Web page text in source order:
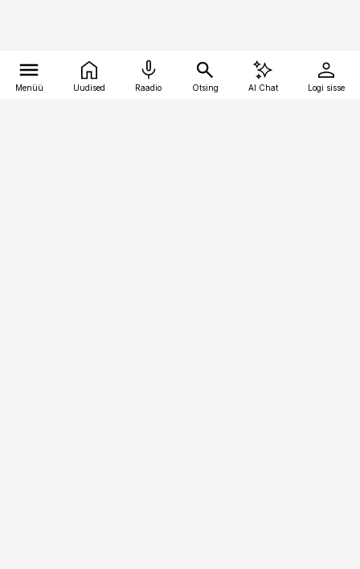
Menüü Uudised Raadio Otsing AI Chat Logi sisse